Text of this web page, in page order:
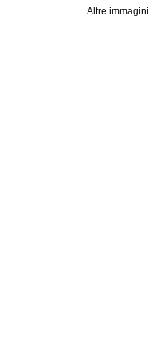
Altre immagini